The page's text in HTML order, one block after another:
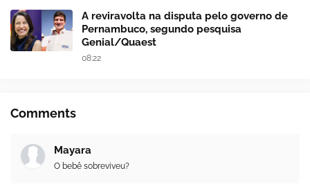
A reviravolta na disputa pelo governo de
Pernambuco, segundo pesquisa
Genial/Quaest
08:22
Comments
Mayara
O bebê sobreviveu?